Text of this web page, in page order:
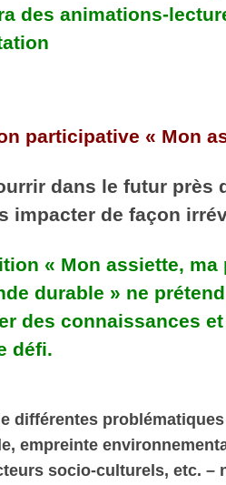
des animations-
participative « Mon
dans le futur près
impacter de façon
« Mon assiette,
durable » ne
des connaissances
défi.
différentes
empreinte
socio-culturels, etc. –